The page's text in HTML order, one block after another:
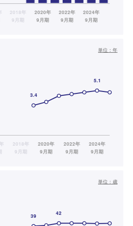
単位： 年
単位： 歳